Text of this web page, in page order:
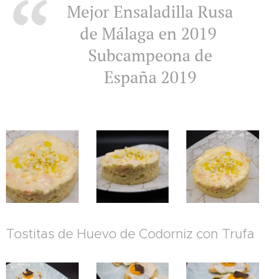
Mejor Ensaladilla Rusa
de Málaga en 2019
Subcampeona de
España 2019
Tostitas de Huevo de Codorniz con Trufa